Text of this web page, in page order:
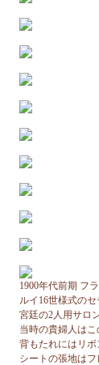
1900年代前期 フ
ルイ16世様式のセ
宮廷の2人用サロ
当時の貴婦人は
背もたれにはリボ
シートの張地は